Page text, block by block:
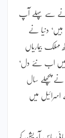
سے پہلے آپ
دنیا نے
مہلک بیماریاں
میں اب نئے دل‘
نے پچھلے سال
میں
پاس آپریشن کر